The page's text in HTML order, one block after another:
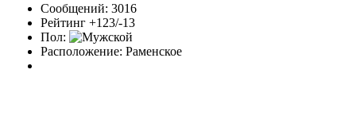
Сообщений: 3016
Рейтинг +123/-13
Пол:
Расположение: Раменское